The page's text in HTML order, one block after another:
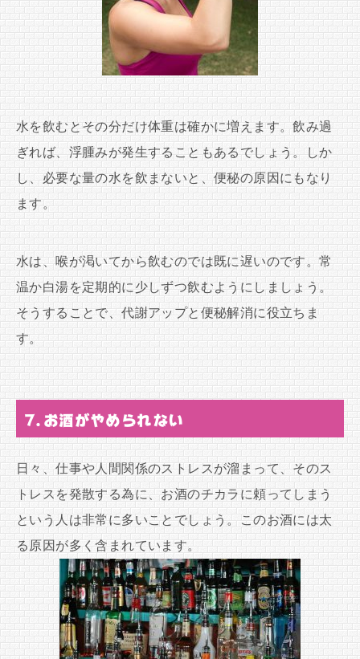
水を飲むとその分だけ体重は確かに増えます。飲み過
ぎれば、浮腫みが発生することもあるでしょう。しか
し、必要な量の水を飲まないと、便秘の原因にもなり
ます。
水は、喉が渇いてから飲むのでは既に遅いのです。常
温か白湯を定期的に少しずつ飲むようにしましょう。
そうすることで、代謝アップと便秘解消に役立ちま
す。
7.お酒がやめられない
日々、仕事や人間関係のストレスが溜まって、そのス
トレスを発散する為に、お酒のチカラに頼ってしまう
という人は非常に多いことでしょう。このお酒には太
る原因が多く含まれています。